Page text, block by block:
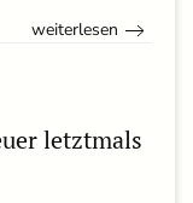
weiterlesen
letztmals